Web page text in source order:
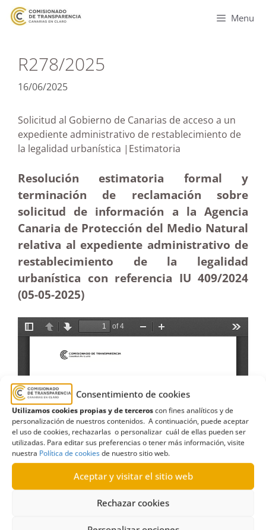
Consentimiento de cookies
Utilizamos cookies propias y de terceroscon fines analíticos y de
personalización de nuestros contenidos. A continuación, puede aceptar
el uso de cookies, rechazarlas o personalizar cuál de ellas pueden ser
utilizadas. Para editar sus preferencias o tener más información, visite
nuestra Política de cookiesde nuestro sitio web.
Aceptar y visitar el sitio web
Rechazar cookies
Menu
R278/2025
16/06/2025
Solicitud al Gobierno de Canarias de acceso a un
expediente administrativo de restablecimiento de
la legalidad urbanística |Estimatoria
Resolución estimatoria formal y
terminación de reclamación sobre
solicitud de información a la Agencia
Canaria de Protección del Medio Natural
relativa al expediente administrativo de
restablecimiento de la legalidad
urbanística con referencia IU 409/2024
(05-05-2025)